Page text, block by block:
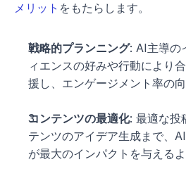
メリット をもたらします。
戦略的プランニング: AI主導の
ィエンスの好みや行動により
援し、エンゲージメント率の
コンテンツの最適化: 最適な投
テンツのアイデア生成まで、
が最大のインパクトを与える